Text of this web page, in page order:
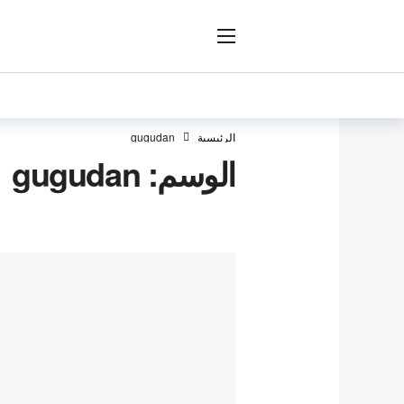
الرئيسية gugudan
الوسم: gugudan